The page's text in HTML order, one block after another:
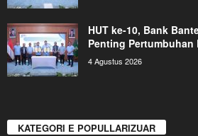
HUT ke-10, Bank
Penting Pertumbuhan
4 Agustus 2026
KATEGORI E POPULLARIZUAR